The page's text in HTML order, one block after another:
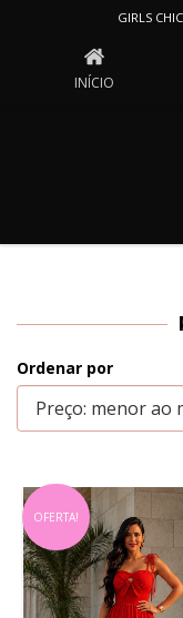
GIRLS
PRODUTOS
INÍCIO
Ordenar por
OFERTA!